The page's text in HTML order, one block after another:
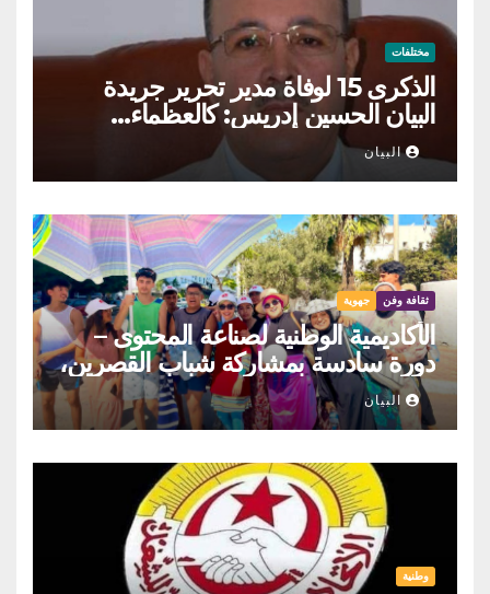
مختلفات
الذكرى 15 لوفاة مدير تحرير جريدة
البيان الحسين إدريس: كالعظماء…
عاش شامخا ورحل واقفا
البيان
ثقافة وفن جهوية
الأكاديمية الوطنية لصناعة المحتوى –
دورة سادسة بمشاركة شباب القصرين،
المنستير والمهدية
البيان
وطنية